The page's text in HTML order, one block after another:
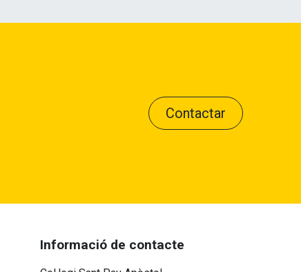
Contactar
Informació de contacte